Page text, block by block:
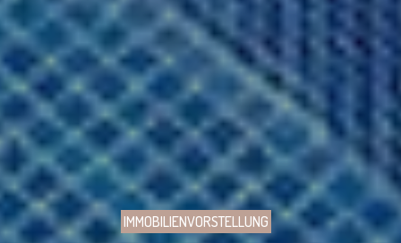
IMMOBILIENVORSTELLUNG